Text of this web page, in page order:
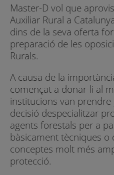
Master-D vol que
Auxiliar Rural a
dins de la seva oferta
preparació de les
Rurals.
A causa de la
començat a donar-li al
institucions van
decisió despecialitzar
agents forestals per a
bàsicament tècniques o
conceptes molt més
protecció.